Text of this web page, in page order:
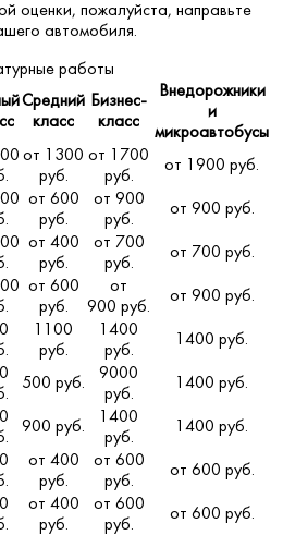
оценки, пожалуйста, направьте
автомобиля.
работы
Средний
класс
Бизнес-
класс
Внедорожники
и
микроавтобусы
от 1300
руб.
от 1700
руб.
от 1900 руб.
от 600
руб.
от 900
руб.
от 900 руб.
от 400
руб.
от 700
руб.
от 700 руб.
от 600
руб.
от
900 руб.
от 900 руб.
1100
руб.
1400
руб.
1400 руб.
500 руб.
9000
руб.
1400 руб.
900 руб.
1400
руб.
1400 руб.
от 400
руб.
от 600
руб.
от 600 руб.
от 400
руб.
от 600
руб.
от 600 руб.